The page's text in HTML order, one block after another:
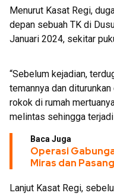
Menurut Kasat Regi,
depan sebuah TK di
Januari 2024, sekitar
“Sebelum kejadian,
temannya dan
rokok di rumah
melintas sehingga
Baca Juga
Operasi
Miras dan
Lanjut Kasat Regi,